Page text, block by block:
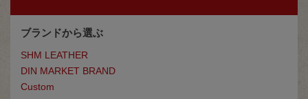
ブランドから選ぶ
SHM LEATHER
DIN MARKET BRAND
Custom